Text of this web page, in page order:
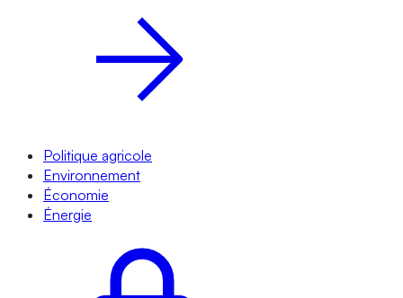
Politique agricole
Environnement
Économie
Énergie